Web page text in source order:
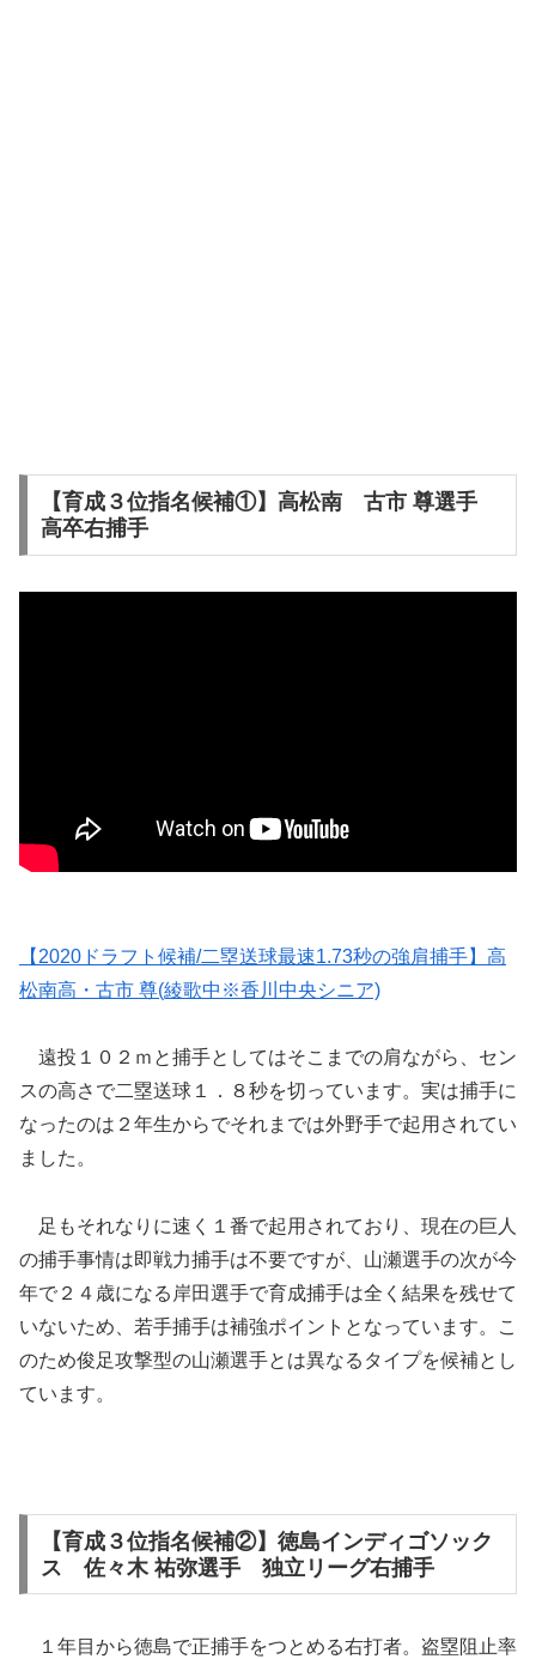
【育成３位指名候補①】高松南 古市 尊選手
高卒右捕手
【2020ドラフト候補/二塁送球最速1.73秒の強肩捕手】高
松南高・古市 尊(綾歌中※香川中央シニア)
遠投１０２ｍと捕手としてはそこまでの肩ながら、セン
スの高さで二塁送球１．８秒を切っています。実は捕手に
なったのは２年生からでそれまでは外野手で起用されてい
ました。
足もそれなりに速く１番で起用されており、現在の巨人
の捕手事情は即戦力捕手は不要ですが、山瀬選手の次が今
年で２４歳になる岸田選手で育成捕手は全く結果を残せて
いないため、若手捕手は補強ポイントとなっています。こ
のため俊足攻撃型の山瀬選手とは異なるタイプを候補とし
ています。
【育成３位指名候補②】徳島インディゴソック
ス 佐々木 祐弥選手 独立リーグ右捕手
１年目から徳島で正捕手をつとめる右打者。盗塁阻止率